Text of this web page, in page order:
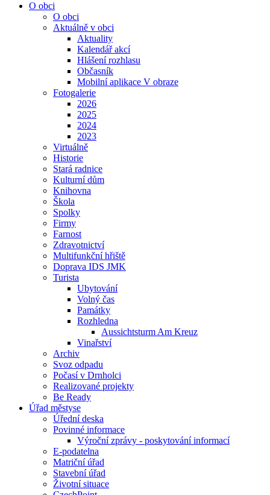
O obci
O obci
Aktuálně v obci
Aktuality
Kalendář akcí
Hlášení rozhlasu
Občasník
Mobilní aplikace V obraze
Fotogalerie
2026
2025
2024
2023
Virtuálně
Historie
Stará radnice
Kulturní dům
Knihovna
Škola
Spolky
Firmy
Farnost
Zdravotnictví
Multifunkční hřiště
Doprava IDS JMK
Turista
Ubytování
Volný čas
Památky
Rozhledna
Aussichtsturm Am Kreuz
Vinařství
Archiv
Svoz odpadu
Počasí v Drnholci
Realizované projekty
Be Ready
Úřad městyse
Úřední deska
Povinné informace
Výroční zprávy - poskytování informací
E-podatelna
Matriční úřad
Stavební úřad
Životní situace